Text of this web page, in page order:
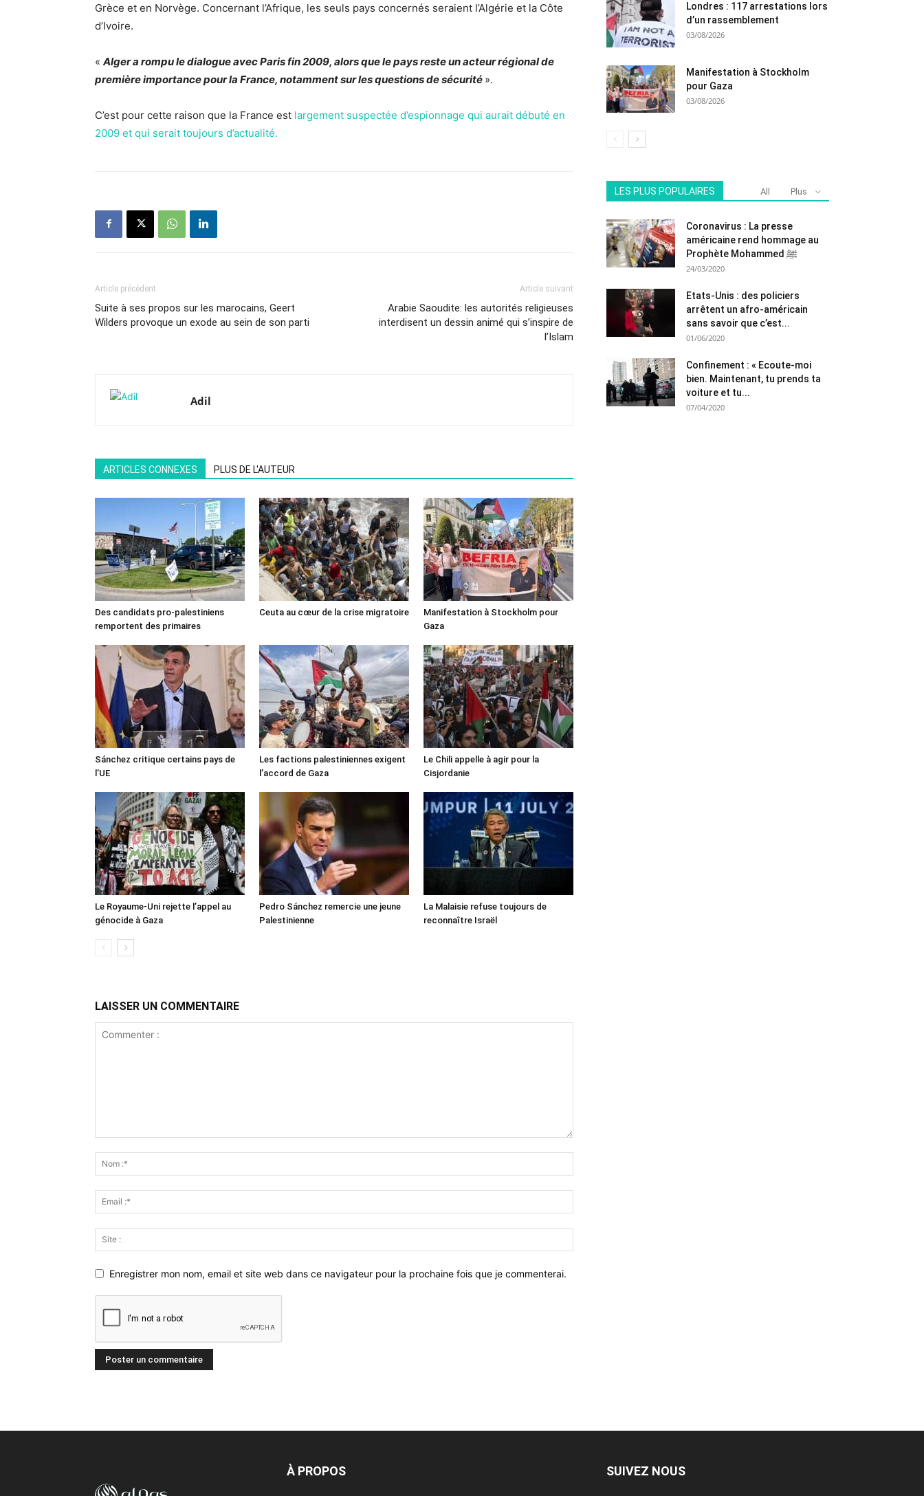
Grèce et en Norvège. Concernant l’Afrique, les seuls pays concernés seraient l’Algérie et la Côte
d’Ivoire.
« Alger a rompu le dialogue avec Paris fin 2009, alors que le pays reste un acteur régional de
première importance pour la France, notamment sur les questions de sécurité ».
C’est pour cette raison que la France est largement suspectée d’espionnage qui aurait débuté en
2009 et qui serait toujours d’actualité.
Article précédent
Suite à ses propos sur les marocains, Geert
Wilders provoque un exode au sein de son parti
Article suivant
Arabie Saoudite: les autorités religieuses
interdisent un dessin animé qui s’inspire de
l’Islam
Adil
ARTICLES CONNEXES PLUS DE L'AUTEUR
Des candidats pro-palestiniens
remportent des primaires
Ceuta au cœur de la crise migratoire
Manifestation à Stockholm pour
Gaza
Sánchez critique certains pays de
l’UE
Les factions palestiniennes exigent
l’accord de Gaza
Le Chili appelle à agir pour la
Cisjordanie
Le Royaume-Uni rejette l’appel au
génocide à Gaza
Pedro Sánchez remercie une jeune
Palestinienne
La Malaisie refuse toujours de
reconnaître Israël
LAISSER UN COMMENTAIRE
Enregistrer mon nom, email et site web dans ce navigateur pour la prochaine fois que je commenterai.
Londres : 117 arrestations lors
d’un rassemblement
03/08/2026
Manifestation à Stockholm
pour Gaza
03/08/2026
LES PLUS POPULAIRES All Plus
Coronavirus : La presse
américaine rend hommage au
Prophète Mohammed ﷺ
24/03/2020
Etats-Unis : des policiers
arrêtent un afro-américain
sans savoir que c’est...
01/06/2020
Confinement : « Ecoute-moi
bien. Maintenant, tu prends ta
voiture et tu...
07/04/2020
À PROPOS SUIVEZ NOUS